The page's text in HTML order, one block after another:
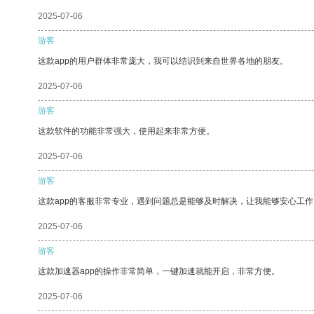
2025-07-06
游客
这款app的用户群体非常庞大，我可以结识到来自世界各地的朋友。
2025-07-06
游客
这款软件的功能非常强大，使用起来非常方便。
2025-07-06
游客
这款app的客服非常专业，遇到问题总是能够及时解决，让我能够安心工
2025-07-06
游客
这款加速器app的操作非常简单，一键加速就能开启，非常方便。
2025-07-06